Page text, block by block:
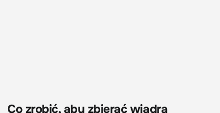
Co zrobić, aby zbierać wiadra